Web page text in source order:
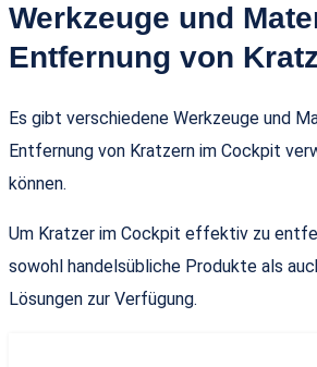
Werkzeuge und
Entfernung von
Es gibt verschiedene Werkzeuge und
Entfernung von Kratzern im Cockpit
können.
Um Kratzer im Cockpit effektiv zu
sowohl handelsübliche Produkte als
Lösungen zur Verfügung.